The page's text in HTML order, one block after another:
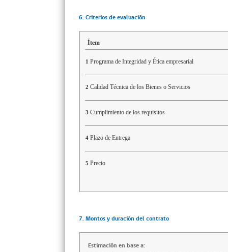
6. Criterios de evaluación
Ítem
1 Programa de Integridad y Ética empresarial
2 Calidad Técnica de los Bienes o Servicios
3 Cumplimiento de los requisitos
4 Plazo de Entrega
5 Precio
7. Montos y duración del contrato
Estimación en base a: